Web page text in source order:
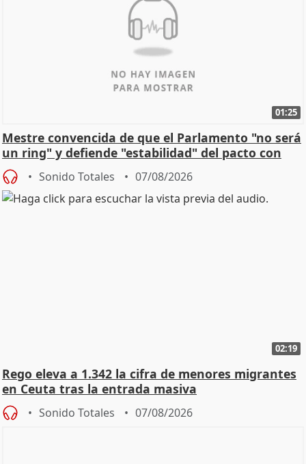
01:25
Mestre convencida de que el Parlamento "no será
un ring" y defiende "estabilidad" del pacto con
Vox
Sonido Totales 07/08/2026
02:19
Rego eleva a 1.342 la cifra de menores migrantes
en Ceuta tras la entrada masiva
Sonido Totales 07/08/2026